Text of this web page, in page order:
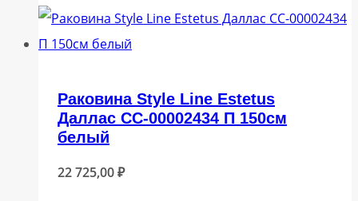
Раковина Style Line Estetus
Даллас СС-00002434 П 150см
белый
22 725,00₽